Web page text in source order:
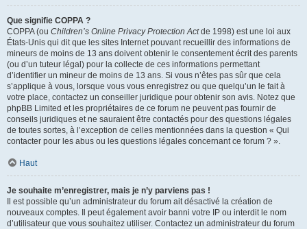
Que signifie COPPA ?
COPPA (ou Children’s Online Privacy Protection Actde 1998) est une loi aux
États-Unis qui dit que les sites Internet pouvant recueillir des informations de
mineurs de moins de 13 ans doivent obtenir le consentement écrit des parents
(ou d’un tuteur légal) pour la collecte de ces informations permettant
d’identifier un mineur de moins de 13 ans. Si vous n’êtes pas sûr que cela
s’applique à vous, lorsque vous vous enregistrez ou que quelqu’un le fait à
votre place, contactez un conseiller juridique pour obtenir son avis. Notez que
phpBB Limited et les propriétaires de ce forum ne peuvent pas fournir de
conseils juridiques et ne sauraient être contactés pour des questions légales
de toutes sortes, à l’exception de celles mentionnées dans la question « Qui
contacter pour les abus ou les questions légales concernant ce forum ? ».
Haut
Je souhaite m’enregistrer, mais je n’y parviens pas !
Il est possible qu’un administrateur du forum ait désactivé la création de
nouveaux comptes. Il peut également avoir banni votre IP ou interdit le nom
d’utilisateur que vous souhaitez utiliser. Contactez un administrateur du forum